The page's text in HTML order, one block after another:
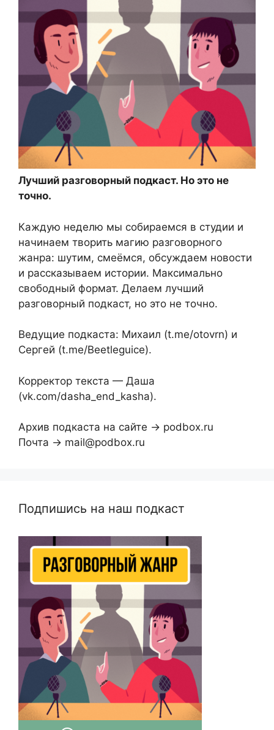
Лучший разговорный подкаст. Но это не
точно.
Каждую неделю мы собираемся в студии и
начинаем творить магию разговорного
жанра: шутим, смеёмся, обсуждаем новости
и рассказываем истории. Максимально
свободный формат. Делаем лучший
разговорный подкаст, но это не точно.
Ведущие подкаста: Михаил (t.me/otovrn) и
Сергей (t.me/Beetleguice).
Корректор текста — Даша
(vk.com/dasha_end_kasha).
Архив подкаста на сайте → podbox.ru
Почта → mail@podbox.ru
Подпишись на наш подкаст